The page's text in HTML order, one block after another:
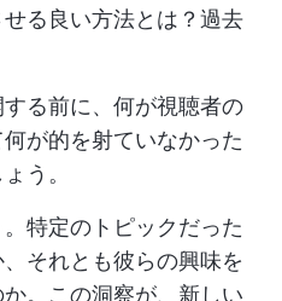
る良い方法とは？過去
る前に、何が視聴者の
が的を射ていなかった
う。
特定のトピックだった
それとも彼らの興味を
。この洞察が、新しい